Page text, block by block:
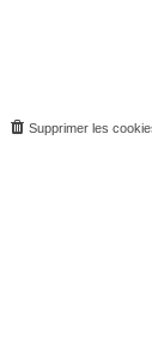
Supprimer les